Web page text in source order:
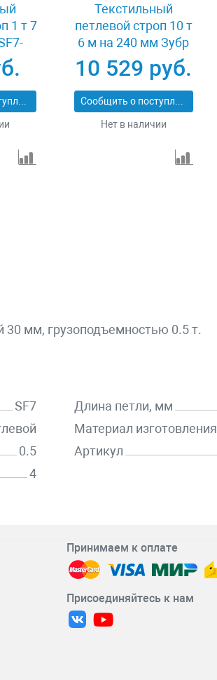
1 т 7
Сообщить о поступлении
Текстильный
петлевой строп 10 т
6 м на 240 мм Зубр
43559-10-6
10 529 руб.
Сообщить о поступлении
Нет в наличии
30 мм, грузоподъемностью 0.5 т.
SF7
0.5
4
Длина петли, мм
Материал изготовления
Артикул
Принимаем к оплате
Присоединяйтесь к нам